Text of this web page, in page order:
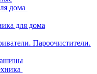
дома
для дома
Пароочистители.